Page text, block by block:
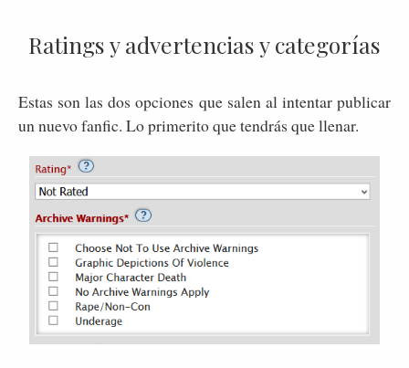
Ratings y advertencias y categorías
Estas son las dos opciones que salen al intentar publicar
un nuevo fanfic. Lo primerito que tendrás que llenar.